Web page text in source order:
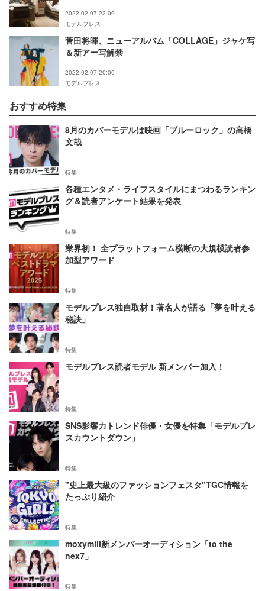
2022.02.07 22:09
モデルプレス
菅田将暉、ニューアルバム「COLLAGE」ジャケ写
＆新アー写解禁
2022.02.07 20:00
モデルプレス
おすすめ特集
8月のカバーモデルは映画「ブルーロック」の高橋
文哉
特集
各種エンタメ・ライフスタイルにまつわるランキン
グ＆読者アンケート結果を発表
特集
業界初！ 全プラットフォーム横断の大規模読者参
加型アワード
特集
モデルプレス独自取材！著名人が語る「夢を叶える
秘訣」
特集
モデルプレス読者モデル 新メンバー加入！
特集
SNS影響力トレンド俳優・女優を特集「モデルプレ
スカウントダウン」
特集
"史上最大級のファッションフェスタ"TGC情報を
たっぷり紹介
特集
moxymill新メンバーオーディション「to the
nex7」
特集